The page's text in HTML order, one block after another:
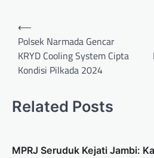
⟵
Polsek Narmada Gencar
KRYD Cooling System Cipta
Kondisi Pilkada 2024
Related Posts
MPRJ Seruduk Kejati Jambi: